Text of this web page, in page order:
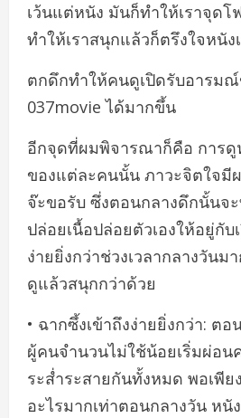
เว้นแต่หนัง มันก็ทำให้เราจุดโ
ทำให้เราสนุกแล้วก็ตรึงใจหนัง
ตกดึกทำให้คนดูเปิดรับอารม
037movie ได้มากขึ้น
อีกจุดที่ผมพิจารณาก็คือ การดู
ของแต่ละคนนั้น ภาวะจิตใจมีผ
จ๊ะขอรับ ซึ่งตอนกลางดึกนั้นจ
ปล่อยเนื้อปล่อยตัวเองให้อยู่กับ
ง่ายยิ่งกว่าช่วงเวลากลางวันม
ดูแล้วสนุกกว่าด้วย
• ฉากซึ้งเข้าถึงง่ายยิ่งกว่า: ต
ผู้คนจำนวนไม่ใช้น้อยเริ่มผ่อน
ระส่ำระสายกันทั้งหมด พอเพีย
อะไรมากเท่าตอนกลางวัน ห